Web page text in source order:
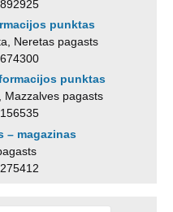
punktas
Neretas pagasts
punktas
Mazzalves pagasts
– magazinas